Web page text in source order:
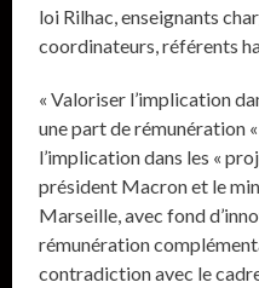
loi Rilhac, enseignants
coordinateurs, référents
« Valoriser l’implication
une part de rémunération
l’implication dans les «
président Macron et le
Marseille, avec fond
rémunération
contradiction avec le